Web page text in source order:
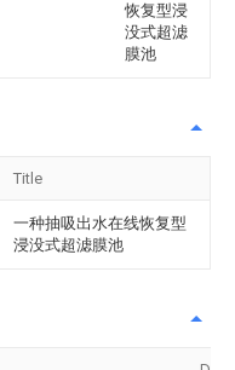
恢复型浸
没式超滤
膜池
Title
一种抽吸出水在线恢复型
浸没式超滤膜池